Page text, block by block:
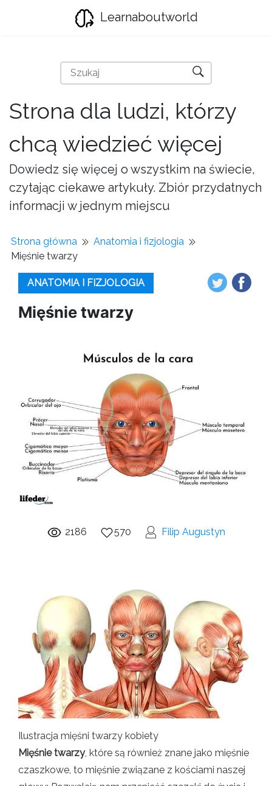
Learnaboutworld
Strona dla ludzi, którzy
chcą wiedzieć więcej
Dowiedz się więcej o wszystkim na świecie,
czytając ciekawe artykuły. Zbiór przydatnych
informacji w jednym miejscu
Strona główna
Anatomia i fizjologia
Mięśnie twarzy
ANATOMIA I FIZJOLOGIA
Mięśnie twarzy
2186 570 Filip Augustyn
Ilustracja mięśni twarzy kobiety
Mięśnie twarzy, które są również znane jako mięśnie
czaszkowe, to mięśnie związane z kościami naszej